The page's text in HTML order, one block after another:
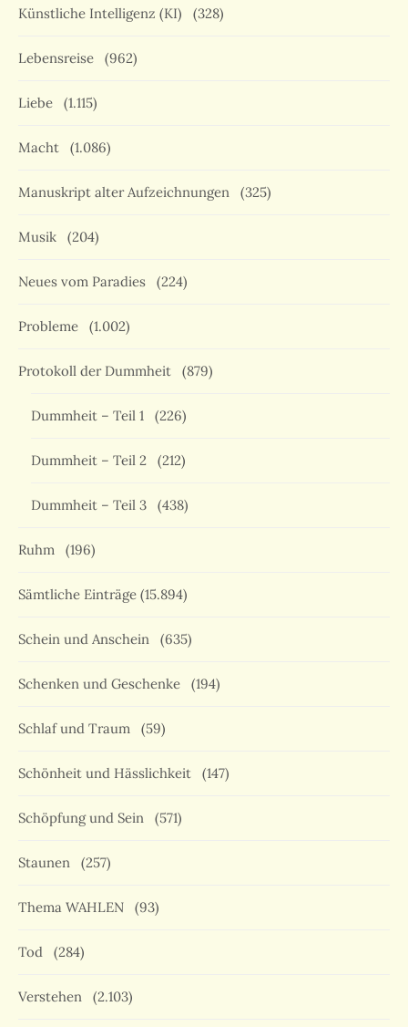
Künstliche Intelligenz (KI) (328)
Lebensreise (962)
Liebe (1.115)
Macht (1.086)
Manuskript alter Aufzeichnungen (325)
Musik (204)
Neues vom Paradies (224)
Probleme (1.002)
Protokoll der Dummheit (879)
Dummheit – Teil 1 (226)
Dummheit – Teil 2 (212)
Dummheit – Teil 3 (438)
Ruhm (196)
Sämtliche Einträge (15.894)
Schein und Anschein (635)
Schenken und Geschenke (194)
Schlaf und Traum (59)
Schönheit und Hässlichkeit (147)
Schöpfung und Sein (571)
Staunen (257)
Thema WAHLEN (93)
Tod (284)
Verstehen (2.103)